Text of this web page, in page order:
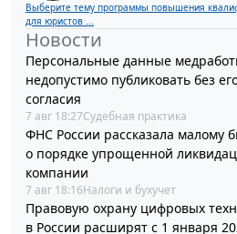
Выберите тему программы повышения
для юристов ...
Новости
Персональные данные
недопустимо публиковать без
согласия
7 авг 18:27Судебная практика
ФНС России рассказала малому
о порядке упрощенной
компании
7 авг 18:16Налоги и бухучет
Правовую охрану цифровых
в России расширят с 1 января